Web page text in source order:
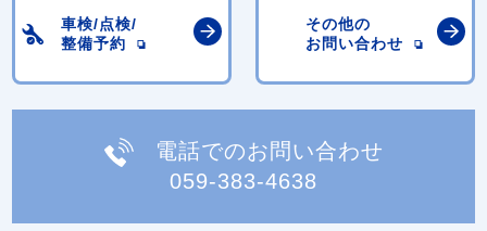
車検/点検/
整備予約
その他の
お問い合わせ
電話でのお問い合わせ
059-383-4638